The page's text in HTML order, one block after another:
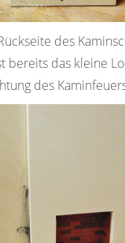
des
bereits das kleine
des